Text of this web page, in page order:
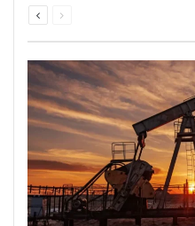
الصفحةالصفحة